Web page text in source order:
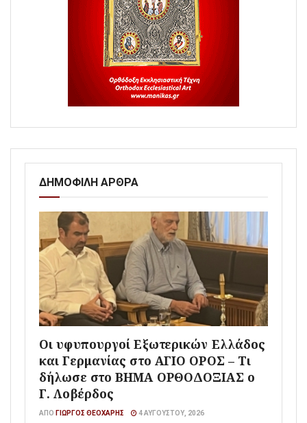
ΔΗΜΟΦΙΛΗ ΑΡΘΡΑ
Οι υφυπουργοί Εξωτερικών Ελλάδος
και Γερμανίας στο ΑΓΙΟ ΟΡΟΣ – Τι
δήλωσε στο ΒΗΜΑ ΟΡΘΟΔΟΞΙΑΣ ο
Γ. Λοβέρδος
ΑΠΌ ΓΙΏΡΓΟΣ ΘΕΟΧΆΡΗΣ 4 ΑΥΓΟΎΣΤΟΥ, 2026